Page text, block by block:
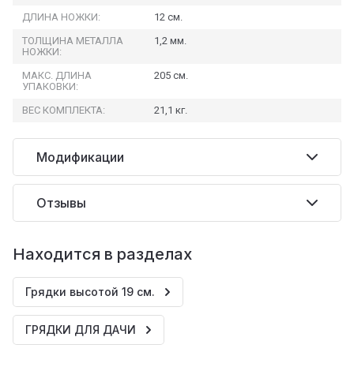
ДЛИНА НОЖКИ:
12 см.
ТОЛЩИНА МЕТАЛЛА
НОЖКИ:
1,2 мм.
МАКС. ДЛИНА
УПАКОВКИ:
205 см.
ВЕС КОМПЛЕКТА: 21,1 кг.
Модификации
Отзывы
Находится в разделах
Грядки высотой 19 см.
ГРЯДКИ ДЛЯ ДАЧИ